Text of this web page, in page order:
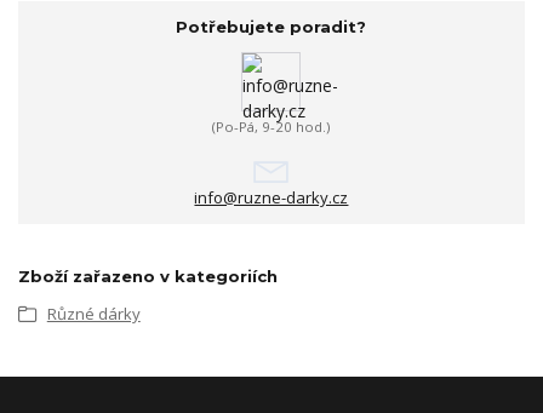
Potřebujete poradit?
(Po-Pá, 9-20 hod.)
info@ruzne-darky.cz
Zboží zařazeno v kategoriích
Různé dárky